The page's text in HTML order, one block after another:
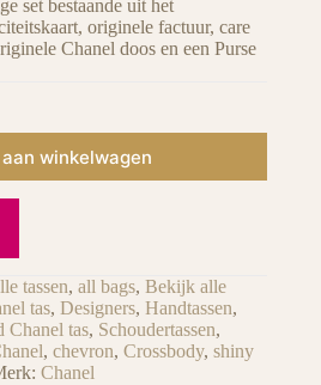
set bestaande uit het
originele factuur, care
Chanel doos en een Purse
winkelwagen
tassen, all bags, Bekijk alle
tas, Designers, Handtassen,
Chanel tas, Schoudertassen,
, chevron, Crossbody, shiny
Chanel